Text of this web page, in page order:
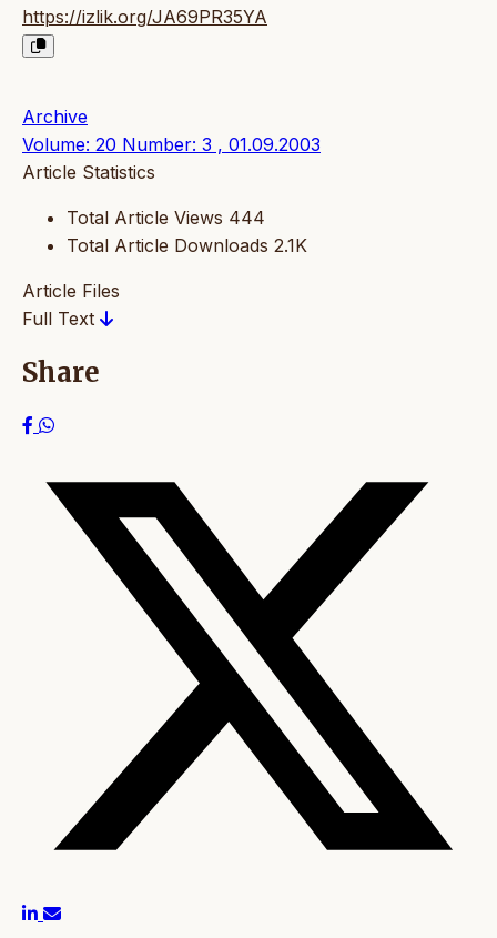
https://izlik.org/JA69PR35YA
Archive
Volume: 20 Number: 3 , 01.09.2003
Article Statistics
Total Article Views 444
Total Article Downloads 2.1K
Article Files
Full Text
Share